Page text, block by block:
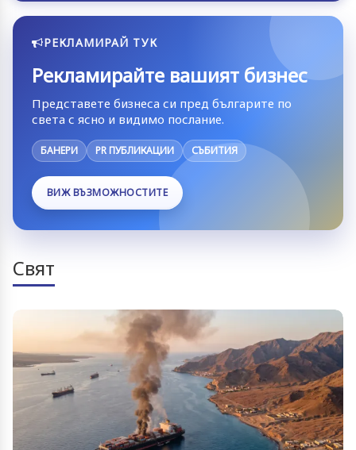
РЕКЛАМИРАЙ ТУК
Рекламирайте вашият бизнес
Представете бизнеса си пред българите по
света с ясно и видимо послание.
БАНЕРИ PR ПУБЛИКАЦИИ СЪБИТИЯ
ВИЖ ВЪЗМОЖНОСТИТЕ
Свят